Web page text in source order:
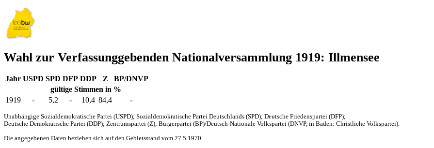
Wahl zur Verfassunggebenden Nationalversammlung 1919: Illmensee
Jahr USPD SPD DFP DDP Z
BP/DNVP
gültige Stimmen in %
1919
- 5,2 - 10,4 84,4 -
Unabhängige Sozialdemokratische Partei (USPD); Sozialdemokratische Partei Deutschlands (SPD); Deutsche Friedenspartei (DFP);
Deutsche Demokratische Partei (DDP); Zentrumspartei (Z); Bürgerpartei (BP)/Deutsch-Nationale Volkspartei (DNVP, in Baden: Christliche Volkspartei).
Die angegebenen Daten beziehen sich auf den Gebietsstand vom 27.5.1970.